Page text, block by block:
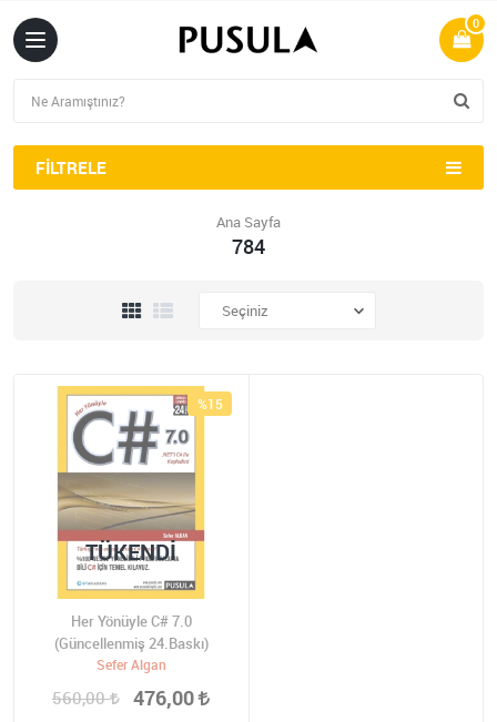
0
FILTRELE
Ana Sayfa
784
Her Yönüyle C# 7.0
(Güncellenmiş 24.Baskı)
Sefer Algan
560,00 476,00
%15
TÜKENDI